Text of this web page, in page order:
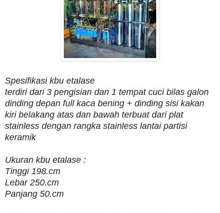
Spesifikasi kbu etalase
terdiri dari 3 pengisian dan 1 tempat cuci bilas galon
dinding depan full kaca bening + dinding sisi kakan
kiri belakang atas dan bawah terbuat dari plat
stainless dengan rangka stainless lantai partisi
keramik
Ukuran kbu etalase :
Tinggi 198.cm
Lebar 250.cm
Panjang 50.cm